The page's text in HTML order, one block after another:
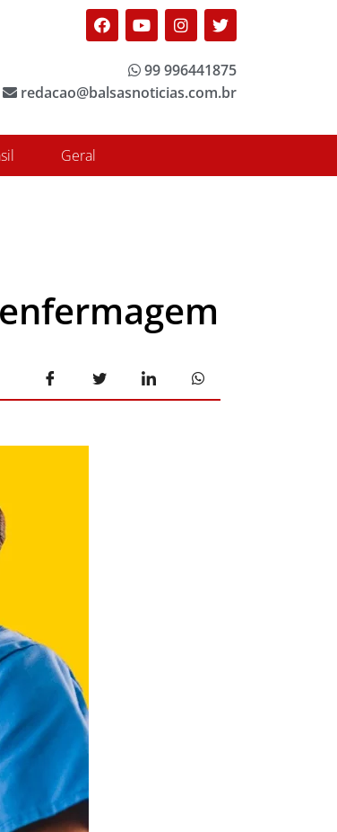
Facebook
YoutubeInstagram
Twitter
99 996441875
redacao@balsasnoticias.com.br
Geral